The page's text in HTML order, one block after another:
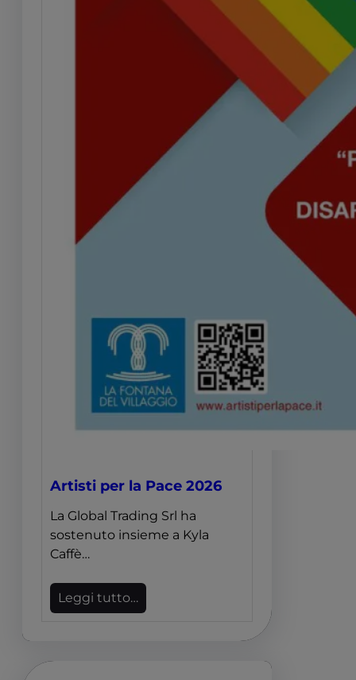
Artisti per la Pace 2026
La Global Trading Srl ha
sostenuto insieme a Kyla
Caffè…
Leggi tutto…